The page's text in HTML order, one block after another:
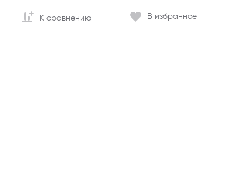
К сравнению В избранное